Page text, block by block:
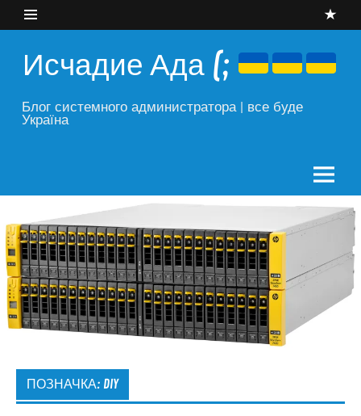
content
Исчадие Ада (;
Блог системного администратора | все буде
Україна
ПОЗНАЧКА: DIY